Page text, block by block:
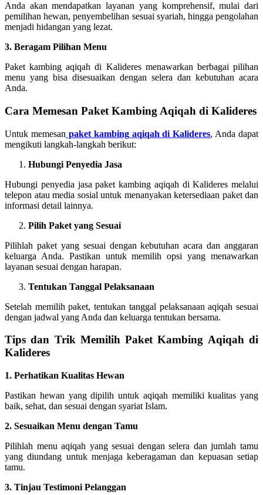
Anda akan mendapatkan layanan yang komprehensif, mulai dari
pemilihan hewan, penyembelihan sesuai syariah, hingga pengolahan
menjadi hidangan yang lezat.
3. Beragam Pilihan Menu
Paket kambing aqiqah di Kalideres menawarkan berbagai pilihan
menu yang bisa disesuaikan dengan selera dan kebutuhan acara
Anda.
Cara Memesan Paket Kambing Aqiqah di Kalideres
Untuk memesan paket kambing aqiqah di Kalideres, Anda dapat
mengikuti langkah-langkah berikut:
Hubungi Penyedia Jasa
Hubungi penyedia jasa paket kambing aqiqah di Kalideres melalui
telepon atau media sosial untuk menanyakan ketersediaan paket dan
informasi detail lainnya.
Pilih Paket yang Sesuai
Pilihlah paket yang sesuai dengan kebutuhan acara dan anggaran
keluarga Anda. Pastikan untuk memilih opsi yang menawarkan
layanan sesuai dengan harapan.
Tentukan Tanggal Pelaksanaan
Setelah memilih paket, tentukan tanggal pelaksanaan aqiqah sesuai
dengan jadwal yang Anda dan keluarga tentukan bersama.
Tips dan Trik Memilih Paket Kambing Aqiqah di
Kalideres
1. Perhatikan Kualitas Hewan
Pastikan hewan yang dipilih untuk aqiqah memiliki kualitas yang
baik, sehat, dan sesuai dengan syariat Islam.
2. Sesuaikan Menu dengan Tamu
Pilihlah menu aqiqah yang sesuai dengan selera dan jumlah tamu
yang diundang untuk menjaga keberagaman dan kepuasan setiap
tamu.
3. Tinjau Testimoni Pelanggan